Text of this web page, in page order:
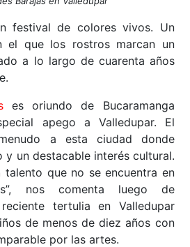
festival de colores vivos. Un
el que los rostros marcan un
a lo largo de cuarenta años
es oriundo de Bucaramanga
apego a Valledupar. El
a esta ciudad donde
y un destacable interés cultural.
talento que no se encuentra en
nos comenta luego de
tertulia en Valledupar
de menos de diez años con
por las artes.